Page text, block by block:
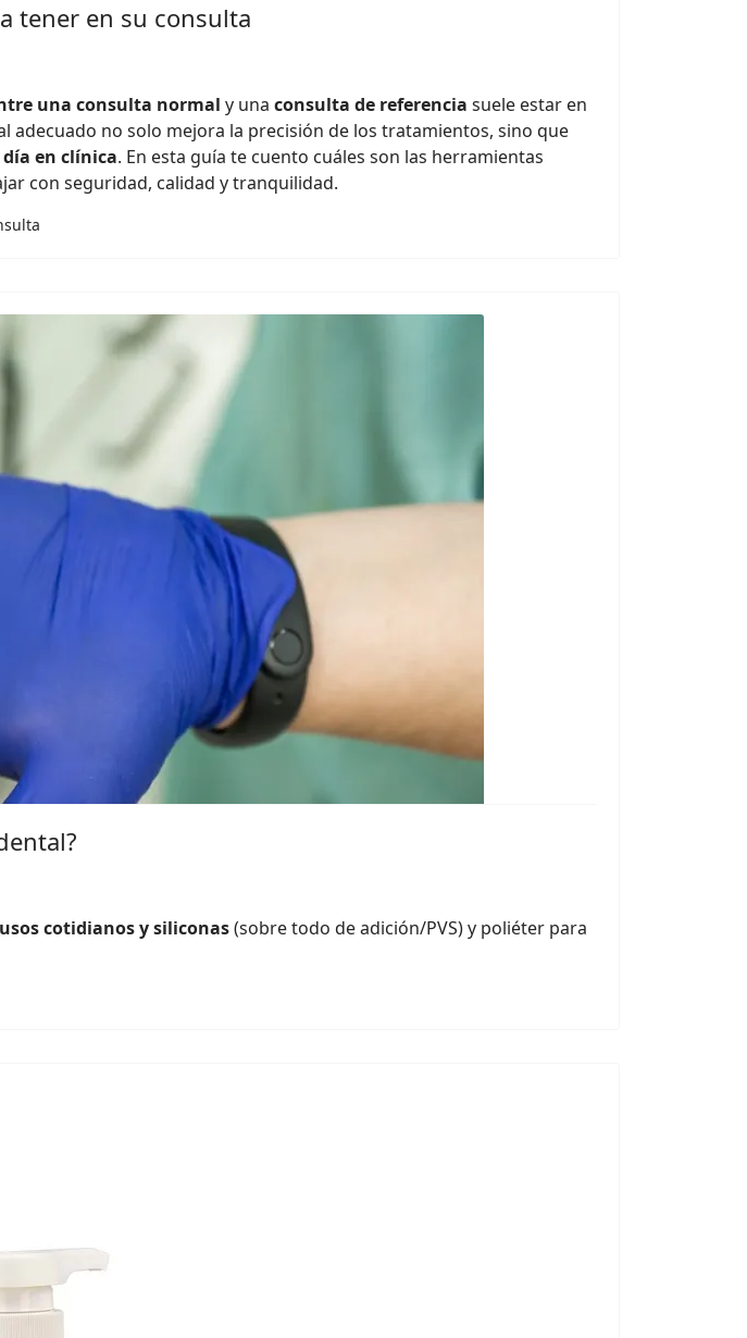
tener en su consulta
una consulta normal y una consulta de referencia suele estar en
no solo mejora la precisión de los tratamientos, sino que
en clínica. En esta guía te cuento cuáles son las herramientas
con seguridad, calidad y tranquilidad.
cotidianos y siliconas(sobre todo de adición/PVS) y poliéter para